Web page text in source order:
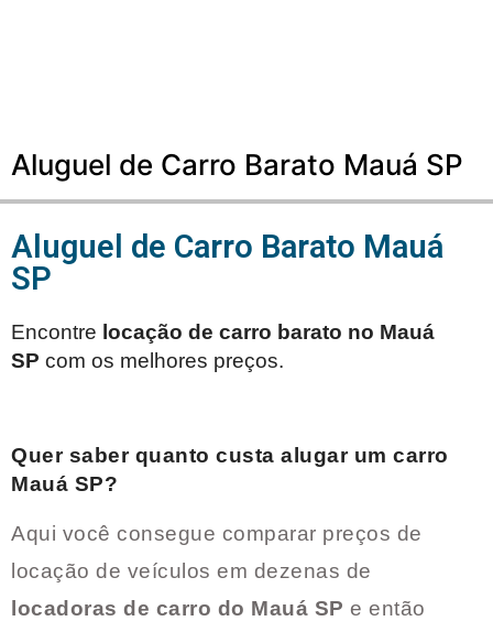
Aluguel de Carro Barato Mauá SP
Aluguel de Carro Barato Mauá
SP
Encontre locação de carro barato no Mauá
SP com os melhores preços.
Quer saber quanto custa alugar um carro
Mauá SP?
Aqui você consegue comparar preços de
locação de veículos em dezenas de
locadoras de carro do Mauá SP e então